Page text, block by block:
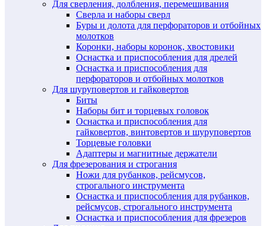
Для сверления, долбления, перемешивания
Сверла и наборы сверл
Буры и долота для перфораторов и отбойных
молотков
Коронки, наборы коронок, хвостовики
Оснастка и приспособления для дрелей
Оснастка и приспособления для
перфораторов и отбойных молотков
Для шуруповертов и гайковертов
Биты
Наборы бит и торцевых головок
Оснастка и приспособления для
гайковертов, винтовертов и шуруповертов
Торцевые головки
Адаптеры и магнитные держатели
Для фрезерования и строгания
Ножи для рубанков, рейсмусов,
строгального инструмента
Оснастка и приспособления для рубанков,
рейсмусов, строгального инструмента
Оснастка и приспособления для фрезеров